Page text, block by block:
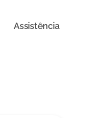
Assistência